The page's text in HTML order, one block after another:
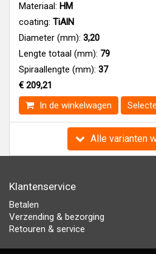
Materiaal: HM
coating: TiAlN
Diameter (mm): 3,20
Lengte totaal (mm): 79
Spiraallengte (mm): 37
€ 209,21
In de winkelwagen
Alle varianten
Klantenservice
Betalen
Verzending & bezorging
Retouren & service